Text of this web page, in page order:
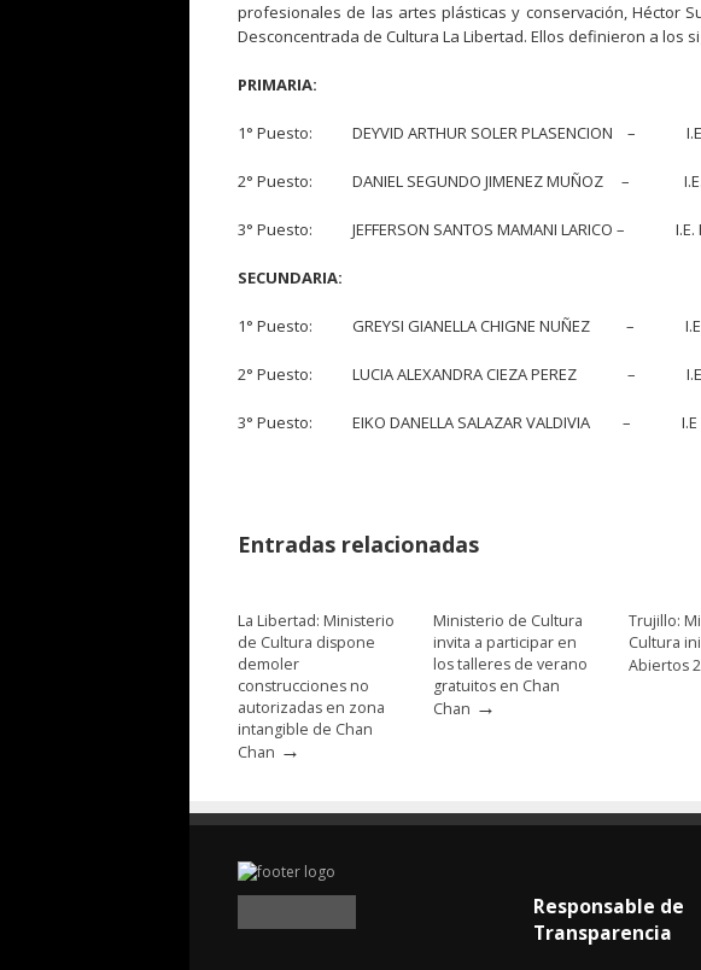
profesionales de las artes plásticas y conservación, Héctor
Desconcentrada de Cultura La Libertad. Ellos definieron a los
PRIMARIA:
1° Puesto: DEYVID ARTHUR SOLER PLASENCION – I.E.
2° Puesto: DANIEL SEGUNDO JIMENEZ MUÑOZ – I.E.
3° Puesto: JEFFERSON SANTOS MAMANI LARICO – I.E.
SECUNDARIA:
1° Puesto: GREYSI GIANELLA CHIGNE NUÑEZ – I.E
2° Puesto: LUCIA ALEXANDRA CIEZA PEREZ – I.E
3° Puesto: EIKO DANELLA SALAZAR VALDIVIA – I.E
Entradas relacionadas
La Libertad: Ministerio
de Cultura dispone
demoler
construcciones no
autorizadas en zona
intangible de Chan
Chan →
Ministerio de Cultura
invita a participar en
los talleres de verano
gratuitos en Chan
Chan →
Trujillo:
Cultura
Abiertos
Responsable de
Transparencia